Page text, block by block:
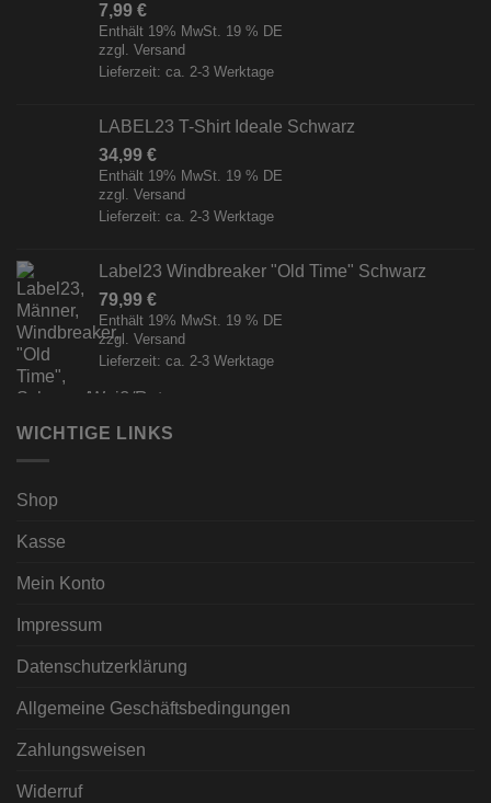
7,99 €
Enthält 19% MwSt. 19 % DE
zzgl. Versand
Lieferzeit: ca. 2-3 Werktage
LABEL23 T-Shirt Ideale Schwarz
34,99 €
Enthält 19% MwSt. 19 % DE
zzgl. Versand
Lieferzeit: ca. 2-3 Werktage
Label23 Windbreaker "Old Time" Schwarz
79,99 €
Enthält 19% MwSt. 19 % DE
zzgl. Versand
Lieferzeit: ca. 2-3 Werktage
WICHTIGE LINKS
Shop
Kasse
Mein Konto
Impressum
Datenschutzerklärung
Allgemeine Geschäftsbedingungen
Zahlungsweisen
Widerruf